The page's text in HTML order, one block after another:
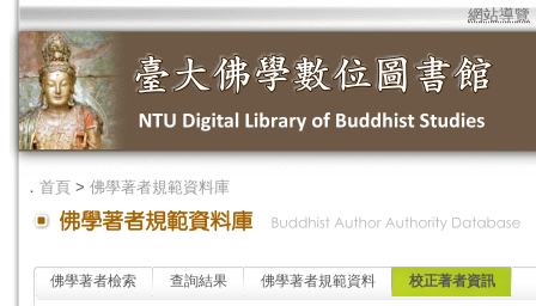
網站導覽
． 首頁 > 佛學著者規範資料庫
佛學著者檢索 查詢結果 佛學著者規範資料 校正著者資訊